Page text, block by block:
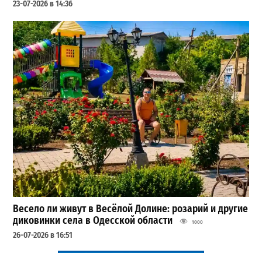
23-07-2026 в 14:36
Весело ли живут в Весёлой Долине: розарий и другие
диковинки села в Одесской области
1000
26-07-2026 в 16:51